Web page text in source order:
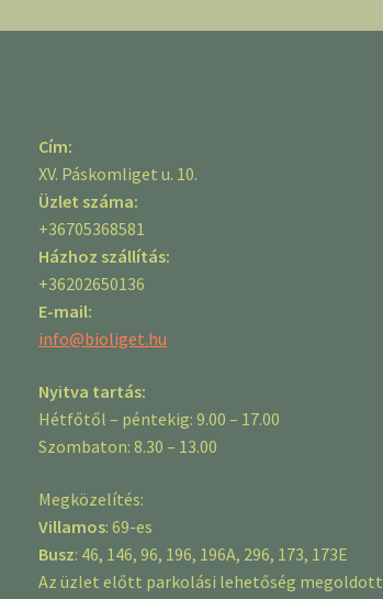
Cím:
XV. Páskomliget u. 10.
Üzlet száma:
+36705368581
Házhoz szállítás:
+36202650136
E-mail:
info@bioliget.hu
Nyitva tartás:
Hétfőtől – péntekig: 9.00 – 17.00
Szombaton: 8.30 – 13.00
Megközelítés:
Villamos: 69-es
Busz: 46, 146, 96, 196, 196A, 296, 173, 173E
Az üzlet előtt parkolási lehetőség megoldott